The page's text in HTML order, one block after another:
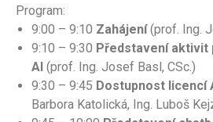
Program:
9:00 – 9:10 Zahájení(prof. Ing.
9:10 – 9:30 Představení aktivit
AI (prof. Ing. Josef Basl, CSc.)
9:30 – 9:45 Dostupnost licencí
Barbora Katolická, Ing. Luboš